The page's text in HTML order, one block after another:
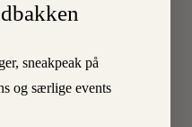
sneakpeak på
og særlige events